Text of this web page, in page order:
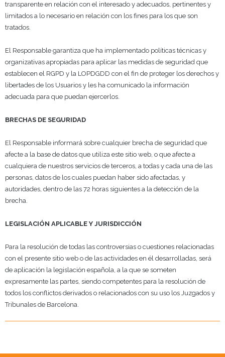
transparente en relación con el interesado y adecuados, pertinentes y
limitados a lo necesario en relación con los fines para los que son
tratados.
El Responsable garantiza que ha implementado políticas técnicas y
organizativas apropiadas para aplicar las medidas de seguridad que
establecen el RGPD y la LOPDGDD con el fin de proteger los derechos y
libertades de los Usuarios y les ha comunicado la información
adecuada para que puedan ejercerlos.
BRECHAS DE SEGURIDAD
El Responsable informará sobre cualquier brecha de seguridad que
afecte a la base de datos que utiliza este sitio web, o que afecte a
cualquiera de nuestros servicios de terceros, a todas y cada una de las
personas, datos de los cuales puedan haber sido afectadas, y
autoridades, dentro de las 72 horas siguientes a la detección de la
brecha.
LEGISLACIÓN APLICABLE Y JURISDICCIÓN
Para la resolución de todas las controversias o cuestiones relacionadas
con el presente sitio web o de las actividades en él desarrolladas, será
de aplicación la legislación española, a la que se someten
expresamente las partes, siendo competentes para la resolución de
todos los conflictos derivados o relacionados con su uso los Juzgados y
Tribunales de Barcelona.